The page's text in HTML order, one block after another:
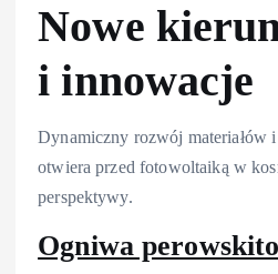
Nowe
i innowacje
Dynamiczny rozwój materiałów
otwiera przed fotowoltaiką w
perspektywy.
Ogniwa